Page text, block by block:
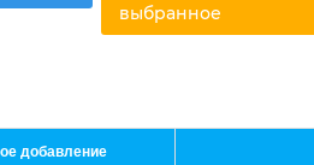
выбранное
добавление